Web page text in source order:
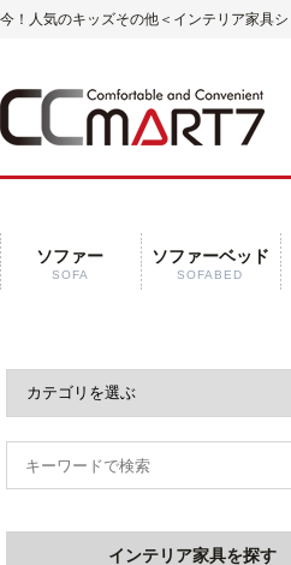
今！人気のキッズその他＜インテリア家具
ソファー
SOFA
ソファーベッド
SOFABED
インテリア家具を探す